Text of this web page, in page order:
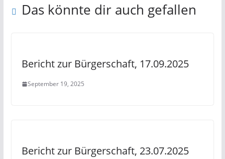
Das könnte dir auch gefallen
Bericht zur Bürgerschaft, 17.09.2025
September 19, 2025
Bericht zur Bürgerschaft, 23.07.2025